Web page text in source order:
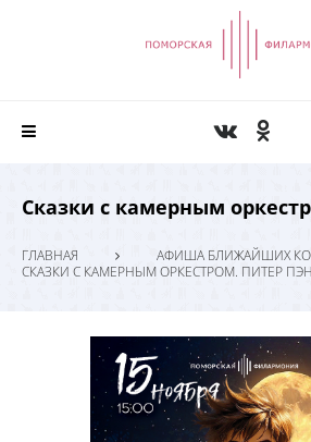
Сказки с камерным
ГЛАВНАЯ
АФИША БЛИЖАЙШИХ
СКАЗКИ С КАМЕРНЫМ ОРКЕСТРОМ. ПИТЕР ПЭН